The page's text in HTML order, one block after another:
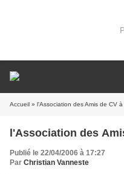
Accueil » l'Association des Amis de CV à
l'Association des
Publié le 22/04/2006 à 17:27
Par Christian Vanneste